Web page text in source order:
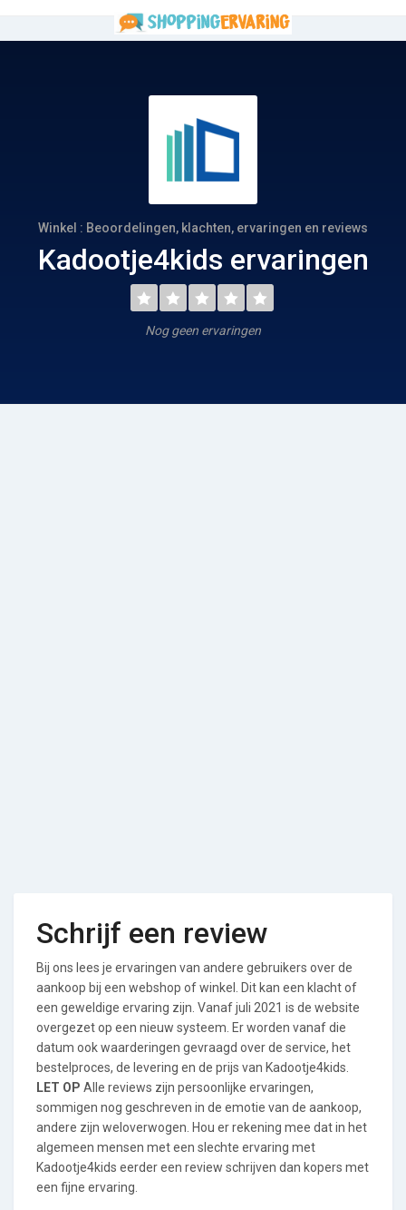
Winkel : Beoordelingen, klachten, ervaringen en reviews
Kadootje4kids ervaringen
Nog geen ervaringen
Schrijf een review
Bij ons lees je ervaringen van andere gebruikers over de
aankoop bij een webshop of winkel. Dit kan een klacht of
een geweldige ervaring zijn. Vanaf juli 2021 is de website
overgezet op een nieuw systeem. Er worden vanaf die
datum ook waarderingen gevraagd over de service, het
bestelproces, de levering en de prijs van Kadootje4kids.
LET OP Alle reviews zijn persoonlijke ervaringen,
sommigen nog geschreven in de emotie van de aankoop,
andere zijn weloverwogen. Hou er rekening mee dat in het
algemeen mensen met een slechte ervaring met
Kadootje4kids eerder een review schrijven dan kopers met
een fijne ervaring.